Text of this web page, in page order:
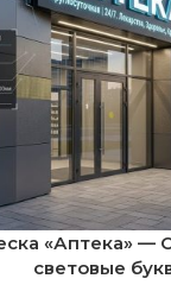
«Аптека» —
световые